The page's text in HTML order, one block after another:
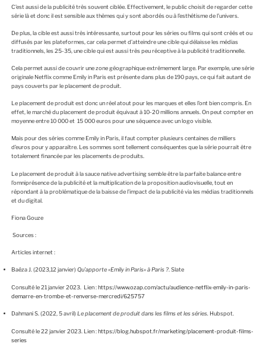
C’est aussi de la publicité très souvent ciblée. Effectivement, le public choisit de regarder cette
série là et donc il est sensible aux thèmes qui y sont abordés ou à l’esthétisme de l’univers.
De plus, la cible est aussi très intéressante, surtout pour les séries ou films qui sont créés et ou
diffusés par les plateformes, car cela permet d’atteindre une cible qui délaisse les médias
traditionnels, les 25-35, une cible qui est aussi très peu réceptive à la publicité traditionnelle.
Cela permet aussi de couvrir une zone géographique extrêmement large. Par exemple, une série
originale Netflix comme Emily in Paris est présente dans plus de 190 pays, ce qui fait autant de
pays couverts par le placement de produit.
Le placement de produit est donc un réel atout pour les marques et elles l’ont bien compris. En
effet, le marché du placement de produit équivaut à 10-20 millions annuels. On peut compter en
moyenne entre 10 000 et 15 000 euros pour une séquence avec un logo visible.
Mais pour des séries comme Emily in Paris, il faut compter plusieurs centaines de milliers
d’euros pour y apparaître. Les sommes sont tellement conséquentes que la série pourrait être
totalement financée par les placements de produits.
Le placement de produit à la sauce native advertising semble être la parfaite balance entre
l’omniprésence de la publicité et la multiplication de la proposition audiovisuelle, tout en
répondant à la problématique de la baisse de l’impact de la publicité via les médias traditionnels
et du digital.
Fiona Gouze
Sources :
Articles internet :
Baëza J. (2023,12 janvier) Qu’apporte «Emily in Paris» à Paris ?. Slate
Consulté le 21 janvier 2023. Lien :https://www.ozap.com/actu/audience-netflix-emily-in-paris-
demarre-en-trombe-et-renverse-mercredi/625757
Dahmani S. (2022, 5 avril) Le placement de produit dans les films et les séries. Hubspot.
Consulté le 22 janvier 2023. Lien :https://blog.hubspot.fr/marketing/placement-produit-films-
series